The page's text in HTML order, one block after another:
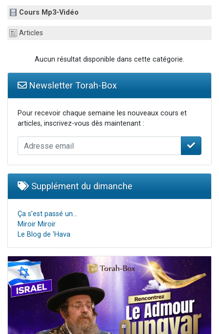
Cours Mp3-Vidéo
Articles
Aucun résultat disponible dans cette catégorie.
Newsletter Torah-Box
Pour recevoir chaque semaine les nouveaux cours et
articles, inscrivez-vous dès maintenant :
Supplément du dimanche
Ça s’est passé un…
Miroir Miroir
Le Blog de 'Hava